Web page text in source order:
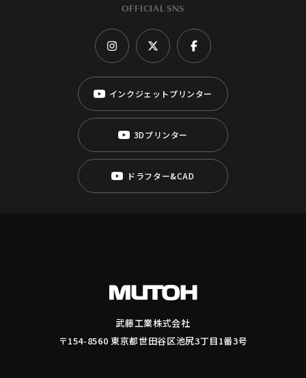
OFFICIAL SNS
インクジェットプリンター
3Dプリンター
ドラフター&CAD
武藤工業株式会社
〒154-8560 東京都世田谷区池尻3丁目1番3号